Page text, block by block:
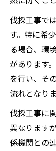
伐採工事で
す。特に希
る場合、環
があります
を行い、そ
流れとなりま
伐採工事に
異なります
係機関との